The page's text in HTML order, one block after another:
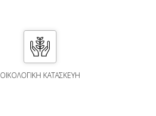
ΟΙΚΟΛΟΓΙΚΗ ΚΑΤΑΣΚΕΥΗ